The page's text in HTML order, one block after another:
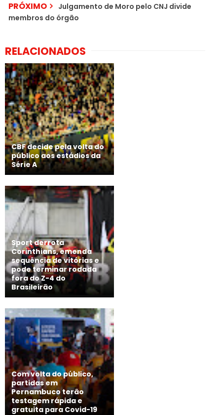
PRÓXIMO
Julgamento de Moro pelo CNJ divide
membros do órgão
RELACIONADOS
CBF decide pela volta do
público aos estádios da
Série A
Sport derrota
Corinthians, emenda
sequência de vitórias e
pode terminar rodada
fora do Z-4 do
Brasileirão
Com volta do público,
partidas em
Pernambuco terão
testagem rápida e
gratuita para Covid-19